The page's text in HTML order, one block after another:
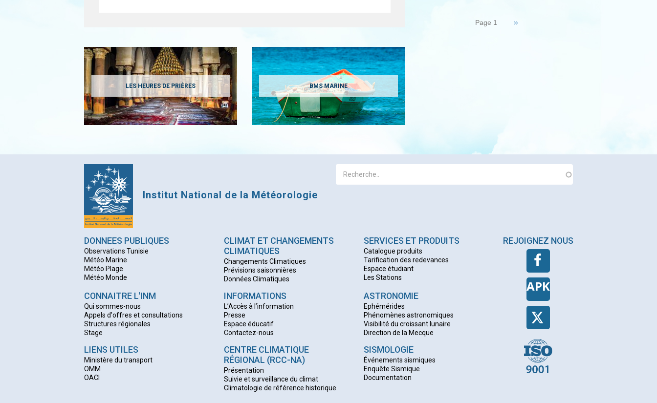
LES HEURES DE PRIÈRES BMS MARINE
Page 1 Page
››
Institut National de la Météorologie
DONNEES PUBLIQUES
Observations Tunisie
Météo Marine
Météo Plage
Météo Monde
CLIMAT ET CHANGEMENTS
CLIMATIQUES
Changements Climatiques
Prévisions saisonnières
Données Climatiques
SERVICES ET PRODUITS
Catalogue produits
Tarification des redevances
Espace étudiant
Les Stations
CONNAITRE L'INM
Qui sommes-nous
Appels d'offres et consultations
Structures régionales
Stage
INFORMATIONS
L’Accès à l’information
Presse
Espace éducatif
Contactez-nous
ASTRONOMIE
Ephémérides
Phénomènes astronomiques
Visibilité du croissant lunaire
Direction de la Mecque
LIENS UTILES
Ministère du transport
OMM
OACI
CENTRE CLIMATIQUE
RÉGIONAL (RCC-NA)
Présentation
Suivie et surveillance du climat
Climatologie de référence historique
SISMOLOGIE
Événements sismiques
Enquête Sismique
Documentation
REJOIGNEZ NOUS
APK